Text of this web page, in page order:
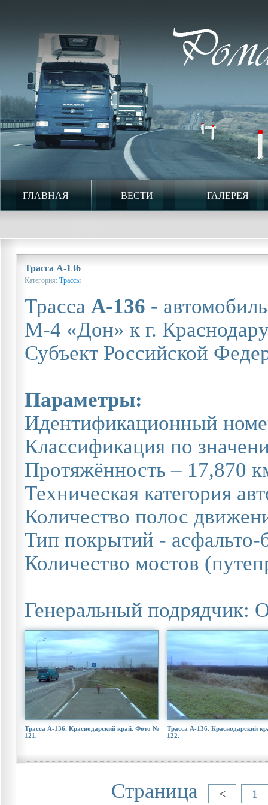
ГЛАВНАЯ ВЕСТИ ГАЛЕРЕЯ
Трасса А-136
Категория: Трассы
Трасса А-136 -
М-4 «Дон» к г.
Субъект Российской
Параметры:
Идентификационный
Классификация по
Протяжённость – 17,870
Техническая категория
Количество полос
Тип покрытий - асфальто-
Количество мостов
Генеральный
Трасса А-136. Краснодарский край. Фото №
121.
Трасса А-136. Краснодарский
122.
Страница < 1